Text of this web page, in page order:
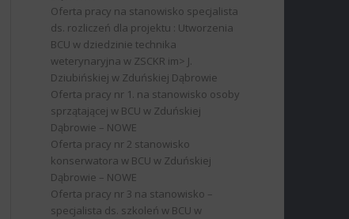
Oferta pracy na stanowisko specjalista
ds. rozliczeń dla projektu : Utworzenia
BCU w dziedzinie technika
weterynaryjna w ZSCKR im> J.
Dziubińskiej w Zduńskiej Dąbrowie
Oferta pracy nr 1. na stanowisko osoby
sprzątającej w BCU w Zduńskiej
Dąbrowie – NOWE
Oferta pracy nr 2 stanowisko
konserwatora w BCU w Zduńskiej
Dąbrowie – NOWE
Oferta pracy nr 3 na stanowisko –
specjalista ds. szkoleń w BCU w